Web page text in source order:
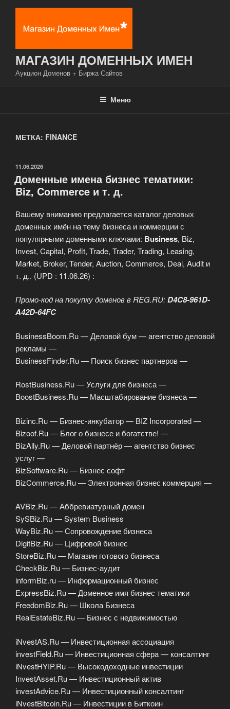
Перейти
содержимому
МАГАЗИН ДОМЕННЫХ ИМЕН
Аукцион Доменов + Биржа Сайтов
Меню
МЕТКА: FINANCE
ОПУБЛИКОВАНО
11.06.2026
Доменные имена бизнес тематики:
Biz, Commerce и т. д.
Вашему вниманию предлагается каталог деловых
доменных имён на тему бизнеса и коммерции с
популярными доменными ключами: Business, Biz,
Invest, Capital, Profit, Trade, Trader, Trading, Leasing,
Market, Broker, Tender, Auction, Commerce, Deal, Audit и
т. д.. (UPD : 11.06.26) :
Промо-код на покупку доменов в REG.RU:D4C8-961D-
A42D-64FC
BusinessBoom.Ru — Деловой бум — агентство деловой
рекламы —
BusinessFinder.Ru — Поиск бизнес партнеров —
RostBusiness.Ru — Услуги для бизнеса —
BoostBusiness.Ru — Масштабирование бизнеса —
Bizinc.Ru — Бизнес-инкубатор — BIZ Incorporated —
Bizoof.Ru — Блог о бизнесе и богатстве! —
BizAlly.Ru — Деловой партнёр — агентство бизнес
услуг —
BizSoftware.Ru — Бизнес софт
BizCommerce.Ru — Электронная бизнес коммерция —
AVBiz.Ru — Аббревиатурный домен
SySBiz.Ru — System Business
WayBiz.Ru — Сопровождение бизнеса
DigitBiz.Ru — Цифровой бизнес
StoreBiz.Ru — Магазин готового бизнеса
CheckBiz.Ru — Бизнес-аудит
informBiz.ru — Информационный бизнес
ExpressBiz.Ru — Доменное имя бизнес тематики
FreedomBiz.Ru — Школа Бизнеса
RealEstateBiz.Ru — Бизнес с недвижимостью
iNvestAS.Ru — Инвестиционная ассоциация
investField.Ru — Инвестиционная сфера — консалтинг
iNvestHYIP.Ru — Высокодоходные инвестиции
InvestAsset.Ru — Инвестиционный актив
investAdvice.Ru — Инвестиционный консалтинг
iNvestBitcoin.Ru — Инвестиции в Биткоин